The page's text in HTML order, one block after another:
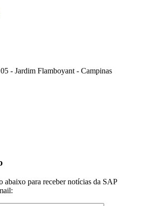
- Jardim Flamboyant - Campinas
abaixo para receber notícias da SAP